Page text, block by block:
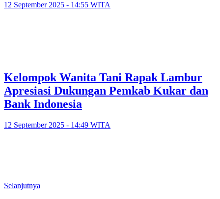
12 September 2025 - 14:55 WITA
Kelompok Wanita Tani Rapak Lambur
Apresiasi Dukungan Pemkab Kukar dan
Bank Indonesia
12 September 2025 - 14:49 WITA
Selanjutnya